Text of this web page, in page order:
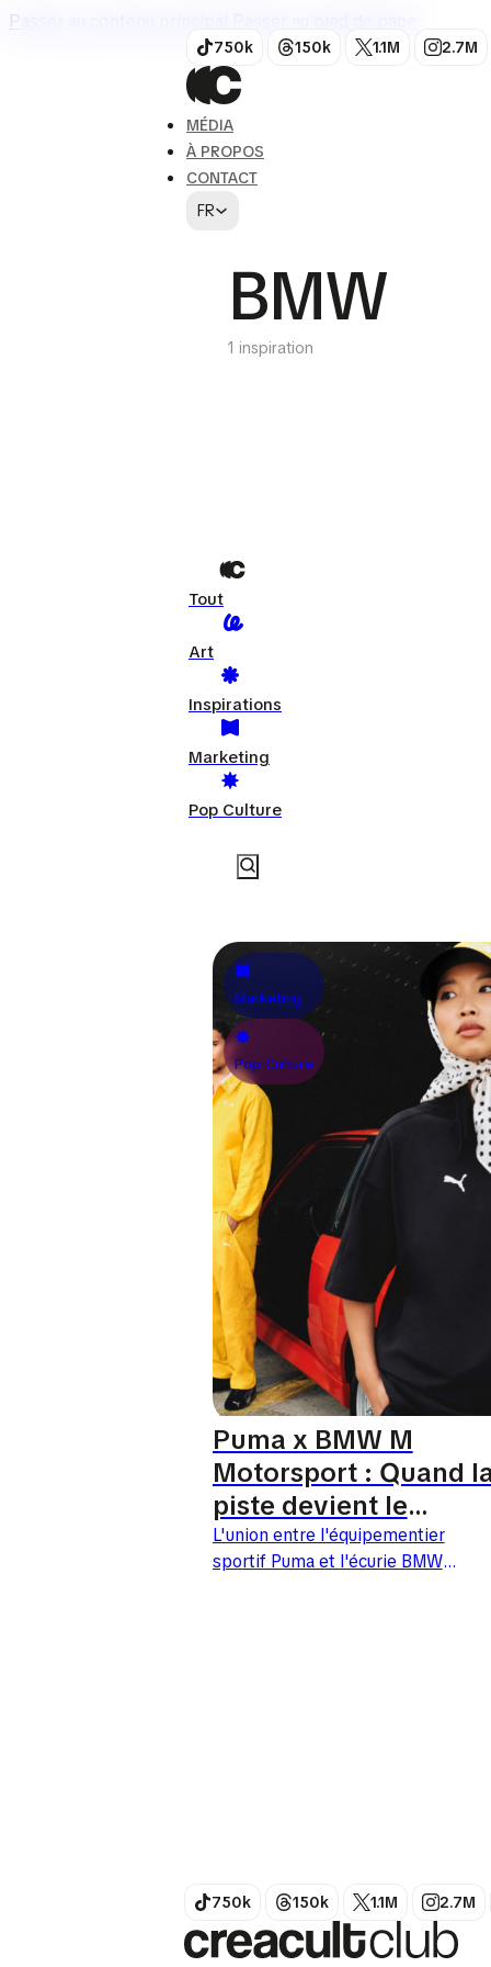
Passer au contenu principal
750k 150k 1.1M 2.7M
MÉDIA
À PROPOS
CONTACT
FR
BMW
1 inspiration
Tout
Art
Inspirations
Marketing
Pop Culture
Marketing
Pop Culture
Puma x BMW M
Motorsport : Quand
piste devient le
nouveau défilé
streetwear
L'union entre l'équipementier
sportif Puma et l'écurie BMW
750k 150k 1.1M 2.7M